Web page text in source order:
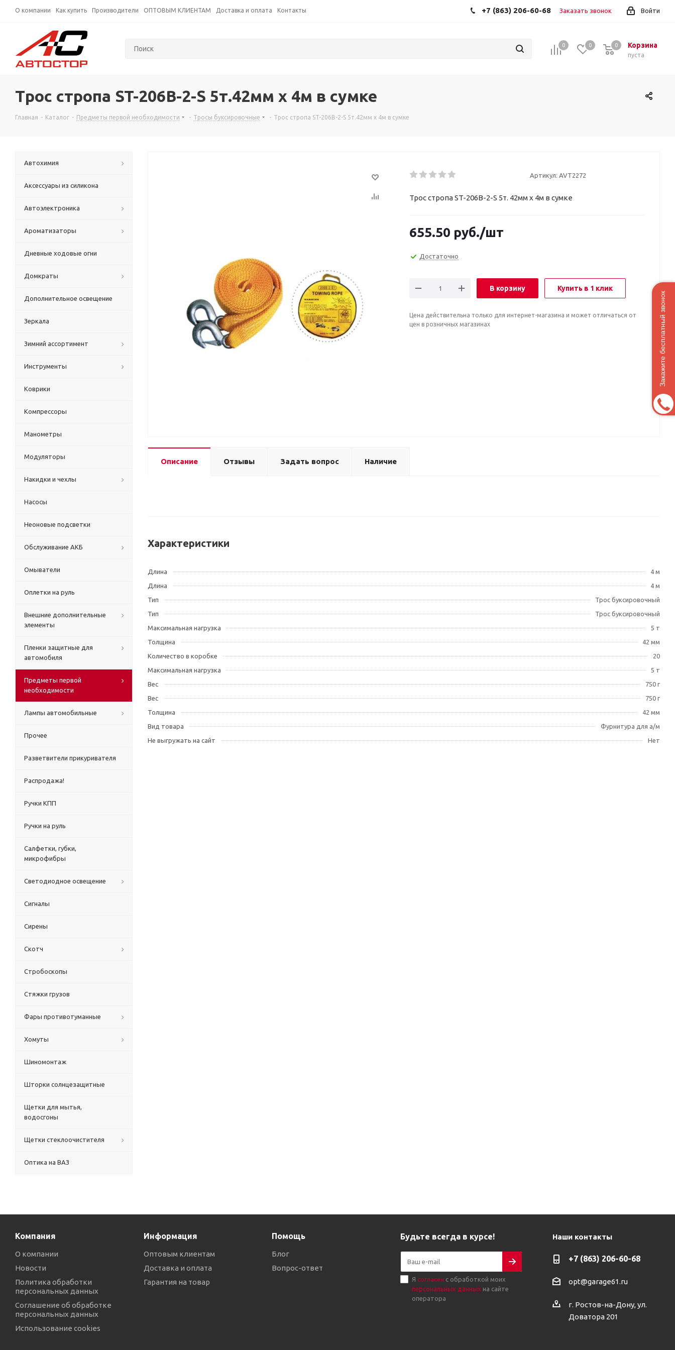
О компании Как купить Производители ОПТОВЫМ КЛИЕНТАМ Доставка и оплата Контакты Войти
+7 (863) 206-60-68 Заказать звонок
0 0 Корзина
пуста
0
Трос стропа ST-206B-2-S 5т.42мм х 4м в сумке
Главная - Каталог - Предметы первой необходимости - Тросы буксировочные - Трос стропа ST-206B-2-S 5т.42мм х 4м в сумке
Артикул: AVT2272
Трос стропа ST-206B-2-S 5т. 42мм х 4м в сумке
655.50 руб./шт
Достаточно
В корзину Купить в 1 клик
Цена действительна только для интернет-магазина и может отличаться от
цен в розничных магазинах
Описание Отзывы Задать вопрос Наличие
Характеристики
Длина
4 м
Длина
4 м
Тип
Трос буксировочный
Тип
Трос буксировочный
Максимальная нагрузка
5 т
Толщина
42 мм
Количество в коробке
20
Максимальная нагрузка
5 т
Вес
750 г
Вес
750 г
Толщина
42 мм
Вид товара
Фурнитура для а/м
Не выгружать на сайт
Нет
Автохимия
Аксессуары из силикона
Автоэлектроника
Ароматизаторы
Дневные ходовые огни
Домкраты
Дополнительное освещение
Зеркала
Зимний ассортимент
Инструменты
Коврики
Компрессоры
Манометры
Модуляторы
Накидки и чехлы
Насосы
Неоновые подсветки
Обслуживание АКБ
Омыватели
Оплетки на руль
Внешние дополнительные
элементы
Пленки защитные для
автомобиля
Предметы первой
необходимости
Лампы автомобильные
Прочее
Разветвители прикуривателя
Распродажа!
Ручки КПП
Ручки на руль
Салфетки, губки,
микрофибры
Светодиодное освещение
Сигналы
Сирены
Скотч
Стробоскопы
Стяжки грузов
Фары противотуманные
Хомуты
Шиномонтаж
Шторки солнцезащитные
Щетки для мытья,
водосгоны
Щетки стеклоочистителя
Оптика на ВАЗ
Компания
О компании
Новости
Политика обработки
персональных данных
Соглашение об обработке
персональных данных
Использование cookies
Информация
Оптовым клиентам
Доставка и оплата
Гарантия на товар
Помощь
Блог
Вопрос-ответ
Будьте всегда в курсе!
Я согласен с обработкой моих
персональных данных на сайте
оператора
Наши контакты
+7 (863) 206-60-68
opt@garage61.ru
г. Ростов-на-Дону, ул.
Доватора 201
Закажите бесплатный звонок